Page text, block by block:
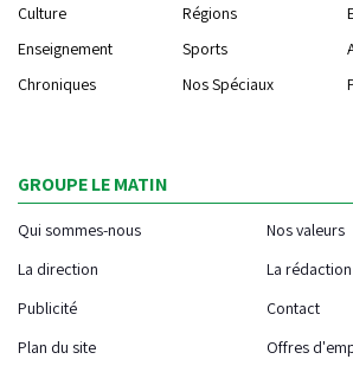
Culture
Régions
Enseignement
Sports
Chroniques
Nos Spéciaux
GROUPE LE MATIN
Qui sommes-nous
Nos valeurs
La direction
La rédaction
Publicité
Contact
Plan du site
Offres